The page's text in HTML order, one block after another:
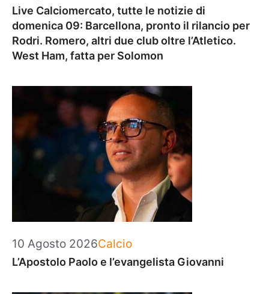
Live Calciomercato, tutte le notizie di
domenica 09: Barcellona, pronto il rilancio per
Rodri. Romero, altri due club oltre l’Atletico.
West Ham, fatta per Solomon
10 Agosto 2026Categorie
Calcio
L’Apostolo Paolo e l’evangelista Giovanni